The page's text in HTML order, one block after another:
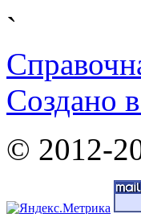
`
Cоздано в
© 2012-